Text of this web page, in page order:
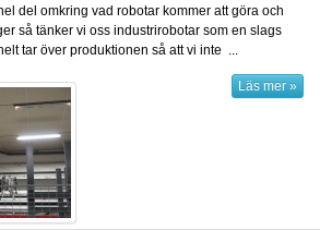
del omkring vad robotar kommer att göra och
så tänker vi oss industrirobotar som en slags
tar över produktionen så att vi inte ...
Läs mer »